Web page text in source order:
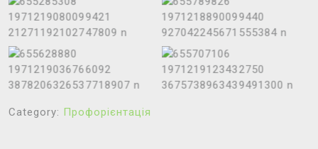
Category: Профорієнтація